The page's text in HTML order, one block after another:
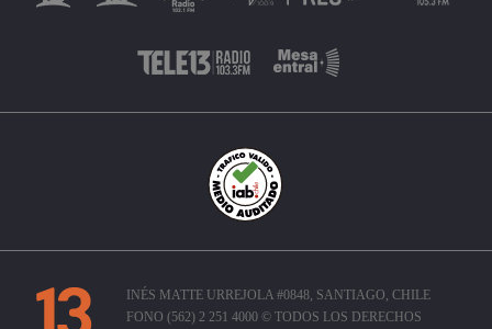
INÉS MATTE URREJOLA #0848, SANTIAGO, CHILE
FONO (562) 2 251 4000 © TODOS LOS DERECHOS